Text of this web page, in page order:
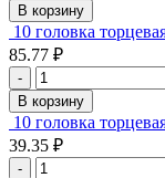
В корзину
10 головка
85.77 ₽
-
В корзину
10 головка
39.35 ₽
-